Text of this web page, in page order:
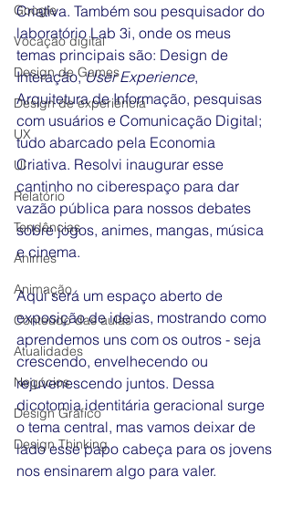
Google
Vocação digital
Design de Games
Design de experiência
UX
UI
Relatório
Tendências
Animes
Animação
Conteúdo das aulas
Atualidades
Negócios
Design Gráfico
Design Thinking
Criativa. Também sou pesquisador do
laboratório Lab 3i, onde os meus
temas principais são: Design de
Interação, User Experience,
Arquitetura de Informação, pesquisas
com usuários e Comunicação Digital;
tudo abarcado pela Economia
Criativa. Resolvi inaugurar esse
cantinho no ciberespaço para dar
vazão pública para nossos debates
sobre jogos, animes, mangas, música
e cinema.
Aqui será um espaço aberto de
exposição de ideias, mostrando como
aprendemos uns com os outros - seja
crescendo, envelhecendo ou
rejuvenescendo juntos. Dessa
dicotomia identitária geracional surge
o tema central, mas vamos deixar de
lado esse papo cabeça para os jovens
nos ensinarem algo para valer.